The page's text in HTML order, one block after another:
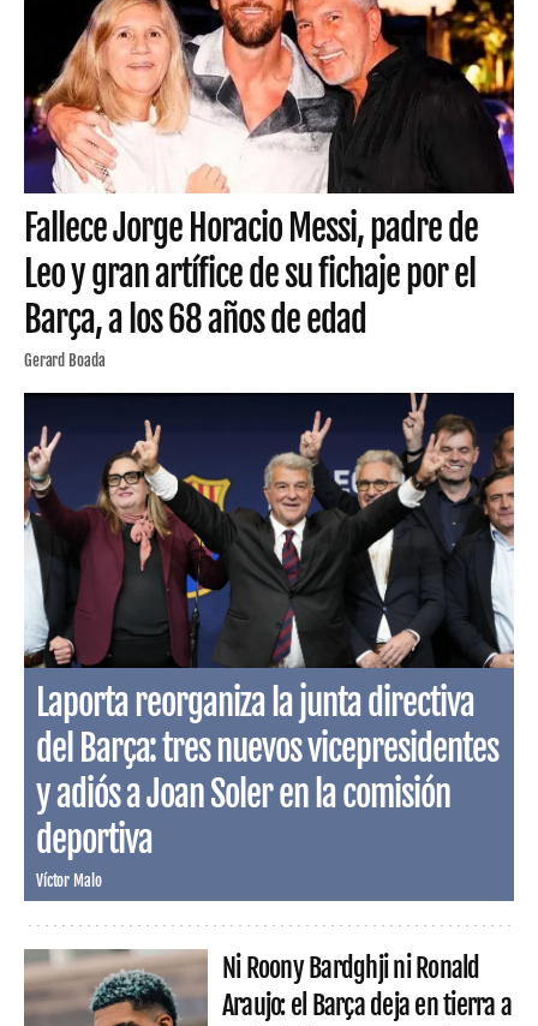
Fallece Jorge Horacio Messi, padre de
Leo y gran artífice de su fichaje por el
Barça, a los 68 años de edad
Gerard Boada
Laporta reorganiza la junta directiva
del Barça: tres nuevos vicepresidentes
y adiós a Joan Soler en la comisión
deportiva
Víctor Malo
Ni Roony Bardghji ni Ronald
Araujo: el Barça deja en tierra a